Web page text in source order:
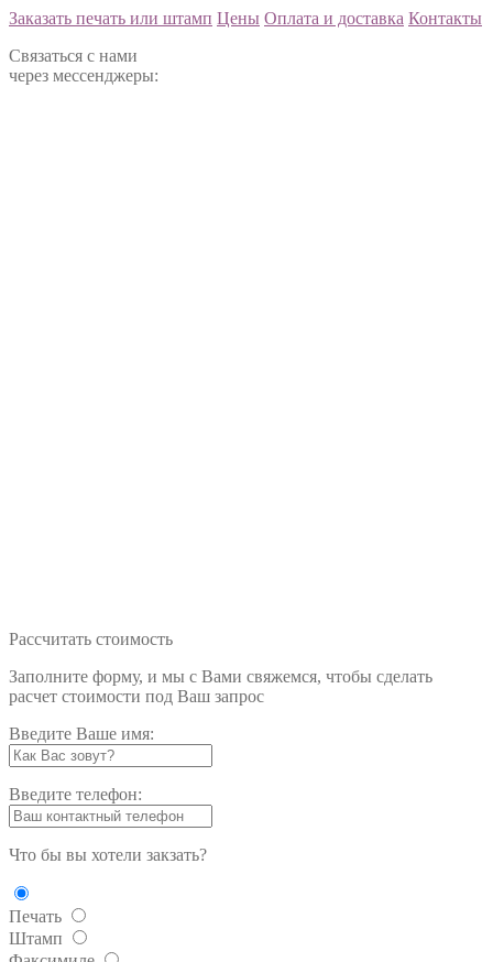
Заказать печать или штамп Цены Оплата и доставка Контакты
Связаться с нами
через мессенджеры:
Рассчитать стоимость
Заполните форму, и мы с Вами свяжемся, чтобы сделать
расчет стоимости под Ваш запрос
Введите Ваше имя:
Введите телефон:
Что бы вы хотели закзать?
Печать
Штамп